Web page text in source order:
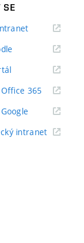
SE
(externí
(externí
365 (externí
odkaz)
(externí
intranet(externí